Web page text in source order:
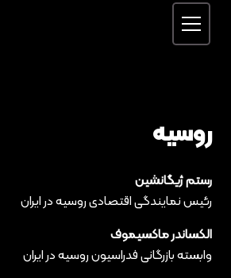
روسیه
رستم ژیگانشین
رئیس نمایندگی اقتصادی روسیه در ایران
الکساندر ماکسیموف
وابسته بازرگانی فدراسیون روسیه در ایران